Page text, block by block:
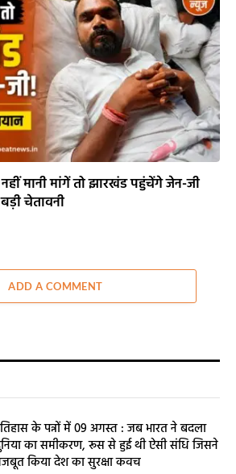
मानी मांगें तो झारखंड पहुंचेंगे जेन-जी
चेतावनी
ADD A COMMENT
के पन्नों में 09 अगस्त : जब भारत ने बदला
का समीकरण, रूस से हुई थी ऐसी संधि जिसने
किया देश का सुरक्षा कवच